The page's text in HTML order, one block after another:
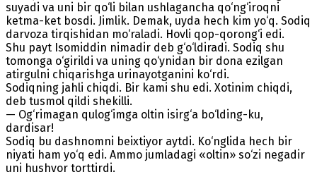
suyadi va uni bir qo‘li bilan ushlagancha qo‘ng‘iroqni
ketma-ket bosdi. Jimlik. Demak, uyda hech kim yo‘q. Sodiq
darvoza tirqishidan mo‘raladi. Hovli qop-qorong‘i edi.
Shu payt Isomiddin nimadir deb g‘o‘ldiradi. Sodiq shu
tomonga o‘girildi va uning qo‘ynidan bir dona ezilgan
atirgulni chiqarishga urinayotganini ko‘rdi.
Sodiqning jahli chiqdi. Bir kami shu edi. Xotinim chiqdi,
deb tusmol qildi shekilli.
— Og‘rimagan qulog‘imga oltin isirg‘a bo‘lding-ku,
dardisar!
Sodiq bu dashnomni beixtiyor aytdi. Ko‘nglida hech bir
niyati ham yo‘q edi. Ammo jumladagi «oltin» so‘zi negadir
uni hushyor torttirdi.